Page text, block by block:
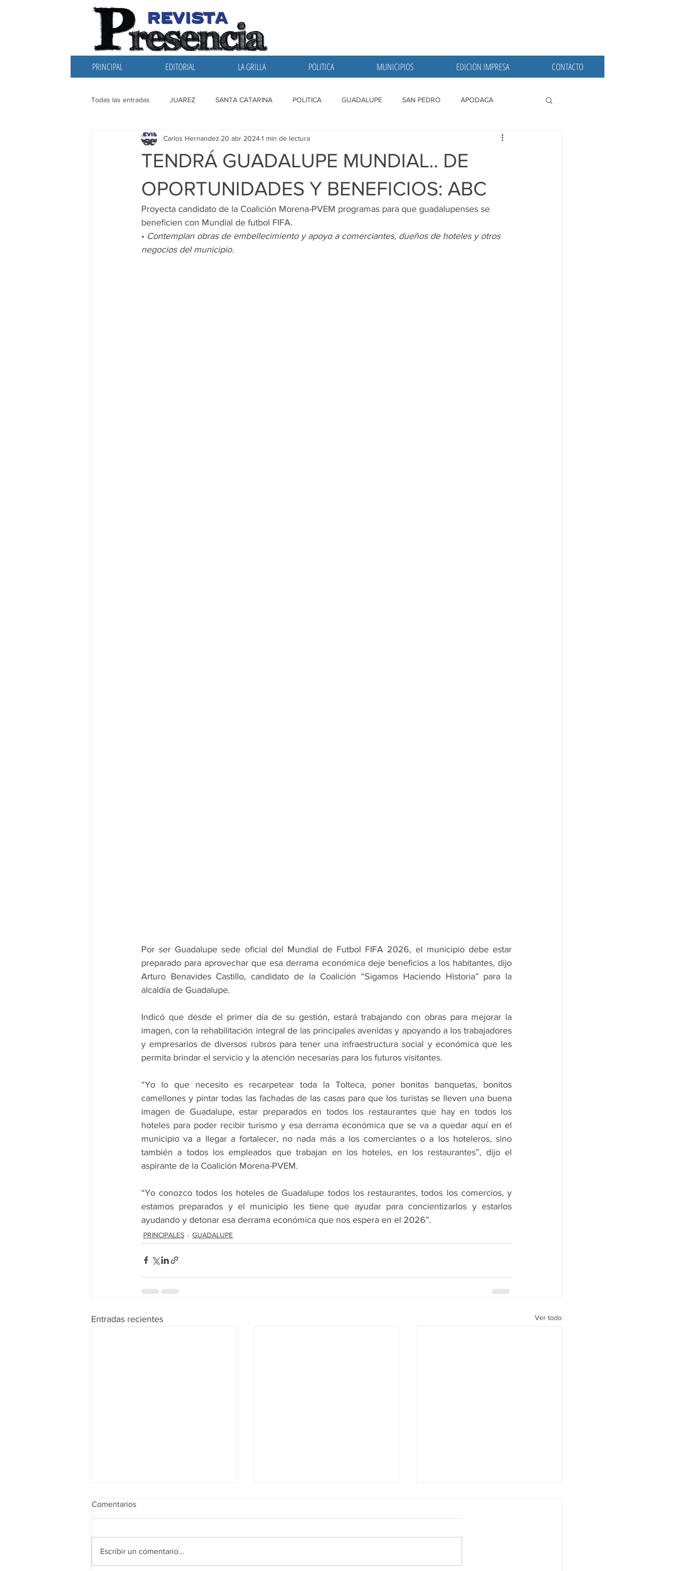
PRINCIPAL EDITORIAL LA GRILLA POLITICA MUNICIPIOS EDICION IMPRESA CONTACTO
Todas las entradas JUAREZ SANTA CATARINA POLITICA GUADALUPE SAN PEDRO APODACA
EDITORIAL SANTIAGO LA GRILLA SAN NICOLAS
TENDRÁ GUADALUPE MUNDIAL.. DE
OPORTUNIDADES Y BENEFICIOS: ABC
Carlos Hernandez 20 abr 20241 min de lectura
Proyecta candidato de la Coalición Morena-PVEM programas para que guadalupenses se
beneficien con Mundial de futbol FIFA.
• Contemplan obras de embellecimiento y apoyo a comerciantes, dueños de hoteles y otros
negocios del municipio.
Por ser Guadalupe sede oficial del Mundial de Futbol FIFA 2026, el municipio debe estar
preparado para aprovechar que esa derrama económica deje beneficios a los habitantes, dijo
Arturo Benavides Castillo, candidato de la Coalición “Sigamos Haciendo Historia” para la
alcaldía de Guadalupe.
Indicó que desde el primer día de su gestión, estará trabajando con obras para mejorar la
imagen, con la rehabilitación integral de las principales avenidas y apoyando a los trabajadores
y empresarios de diversos rubros para tener una infraestructura social y económica que les
permita brindar el servicio y la atención necesarias para los futuros visitantes.
“Yo lo que necesito es recarpetear toda la Tolteca, poner bonitas banquetas, bonitos
camellones y pintar todas las fachadas de las casas para que los turistas se lleven una buena
imagen de Guadalupe, estar preparados en todos los restaurantes que hay en todos los
hoteles para poder recibir turismo y esa derrama económica que se va a quedar aquí en el
municipio va a llegar a fortalecer, no nada más a los comerciantes o a los hoteleros, sino
también a todos los empleados que trabajan en los hoteles, en los restaurantes”, dijo el
aspirante de la Coalición Morena-PVEM.
“Yo conozco todos los hoteles de Guadalupe todos los restaurantes, todos los comercios, y
estamos preparados y el municipio les tiene que ayudar para concientizarlos y estarlos
ayudando y detonar esa derrama económica que nos espera en el 2026”.
PRINCIPALES GUADALUPE
Entradas recientes Ver todo
Realidad de octubre
Comentarios
Escribir un comentario...